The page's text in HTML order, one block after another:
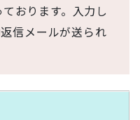
おります。入力し
信メールが送られ